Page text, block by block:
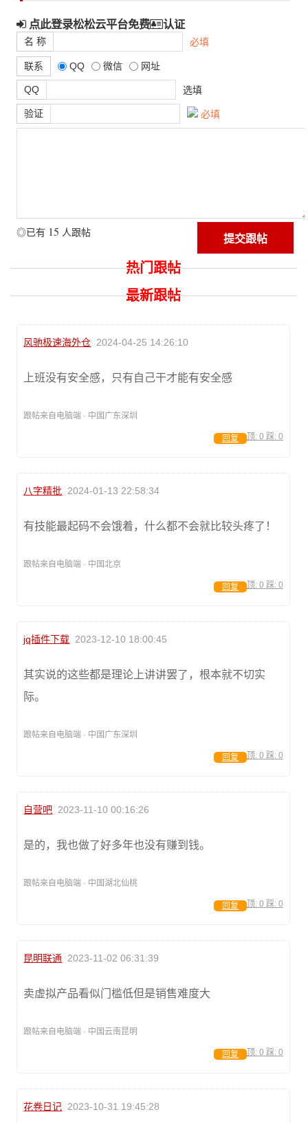
点此登录松松云平台免费 认证
名 称 必填
联系 QQ 微信 网址
QQ 选填
验证 必填
◎已有 15 人跟帖
热门跟帖
最新跟帖
风驰极速海外仓 2024-04-25 14:26:10
上班没有安全感，只有自己干才能有安全感
跟帖来自电脑端 · 中国广东深圳
顶: 0 踩: 0
回复
八字精批 2024-01-13 22:58:34
有技能最起码不会饿着，什么都不会就比较头疼了！
跟帖来自电脑端 · 中国北京
顶: 0 踩: 0
回复
jq插件下载 2023-12-10 18:00:45
其实说的这些都是理论上讲讲罢了，根本就不切实
际。
跟帖来自电脑端 · 中国广东深圳
顶: 0 踩: 0
回复
自营吧 2023-11-10 00:16:26
是的，我也做了好多年也没有赚到钱。
跟帖来自电脑端 · 中国湖北仙桃
顶: 0 踩: 0
回复
昆明联通 2023-11-02 06:31:39
卖虚拟产品看似门槛低但是销售难度大
跟帖来自电脑端 · 中国云南昆明
顶: 0 踩: 0
回复
花卷日记 2023-10-31 19:45:28